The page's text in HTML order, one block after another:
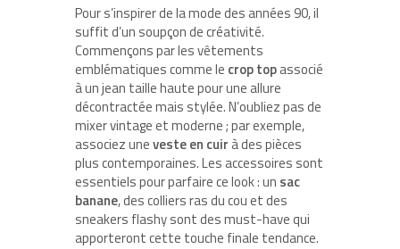
Pour s’inspirer de la mode des années 90, il
suffit d’un soupçon de créativité.
Commençons par les vêtements
emblématiques comme le crop topassocié
à un jean taille haute pour une allure
décontractée mais stylée. N’oubliez pas de
mixer vintage et moderne ; par exemple,
associez uneveste en cuir à des pièces
plus contemporaines. Les accessoires sont
essentiels pour parfaire ce look : un sac
banane, des colliers ras du cou et des
sneakers flashy sont des must-have qui
apporteront cette touche finale tendance.